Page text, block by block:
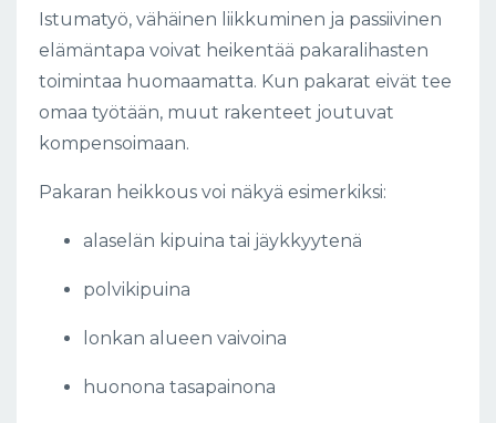
Istumatyö, vähäinen liikkuminen ja passiivinen
elämäntapa voivat heikentää pakaralihasten
toimintaa huomaamatta. Kun pakarat eivät tee
omaa työtään, muut rakenteet joutuvat
kompensoimaan.
Pakaran heikkous voi näkyä esimerkiksi:
alaselän kipuina tai jäykkyytenä
polvikipuina
lonkan alueen vaivoina
huonona tasapainona